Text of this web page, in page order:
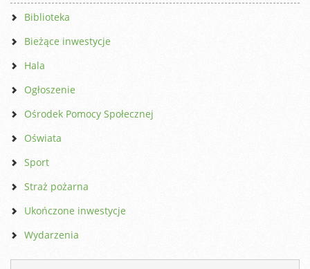
Biblioteka
Bieżące inwestycje
Hala
Ogłoszenie
Ośrodek Pomocy Społecznej
Oświata
Sport
Straż pożarna
Ukończone inwestycje
Wydarzenia